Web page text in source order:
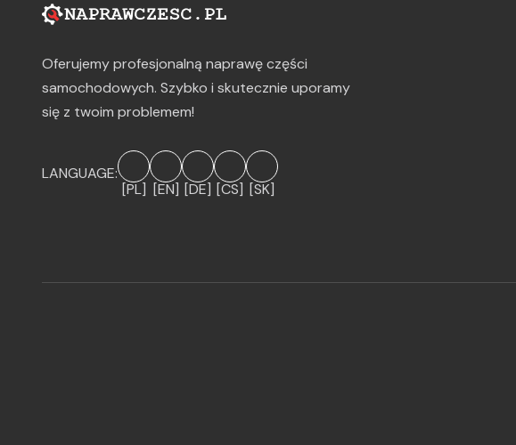
Oferujemy profesjonalną naprawę części
samochodowych. Szybko i skutecznie uporamy
się z twoim problemem!
LANGUAGE:
[PL] [EN] [DE] [CS] [SK]